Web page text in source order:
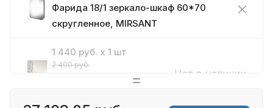
Фарида 18/1 зеркало-шкаф 60*70
скругленное, MIRSANT
1 440 руб. x 1 шт
2 400 руб.
Нет в наличии